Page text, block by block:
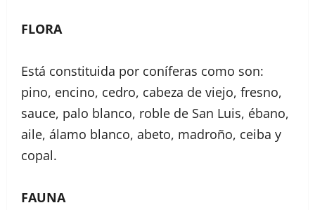
FLORA
Está constituida por coníferas como son:
pino, encino, cedro, cabeza de viejo, fresno,
sauce, palo blanco, roble de San Luis, ébano,
aile, álamo blanco, abeto, madroño, ceiba y
copal.
FAUNA